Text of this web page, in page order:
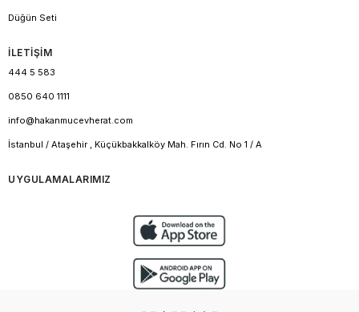
Düğün Seti
İLETİŞİM
444 5 583
0850 640 1111
info@hakanmucevherat.com
İstanbul / Ataşehir , Küçükbakkalköy Mah. Fırın Cd. No 1 / A
UYGULAMALARIMIZ